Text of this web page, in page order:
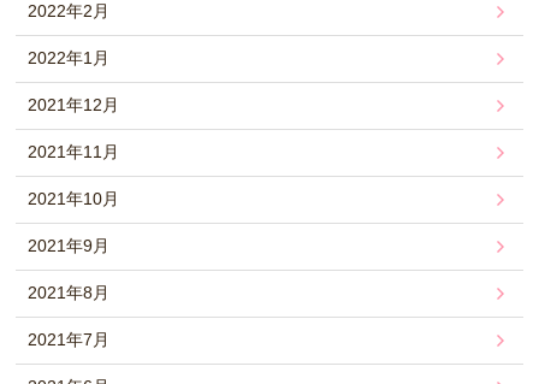
2022年2月
2022年1月
2021年12月
2021年11月
2021年10月
2021年9月
2021年8月
2021年7月